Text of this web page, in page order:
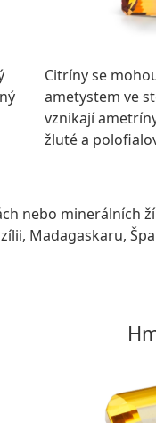
Citríny se
ametystem ve
vznikají
žluté a
nebo minerálních
Madagaskaru,